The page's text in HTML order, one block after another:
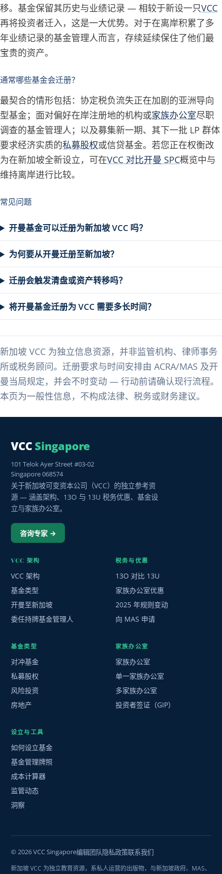
移。基金保留其历史与业绩记录 — 相较于新设一只VCC
再将投资者迁入，这是一大优势。对于在离岸积累了多
年业绩记录的基金管理人而言，存续延续保住了他们最
宝贵的资产。
通常哪些基金会迁册？
最契合的情形包括：协定税负流失正在加剧的亚洲导向
型基金；面对偏好在岸注册地的机构或家族办公室尽职
调查的基金管理人；以及募集新一期、其下一批 LP 群体
要求经济实质的私募股权或信贷基金。若您正在权衡改
为在新加坡全新设立，可在VCC 对比开曼 SPC概览中与
维持离岸进行比较。
常见问题
开曼基金可以迁册为新加坡 VCC 吗？
为何要从开曼迁册至新加坡？
迁册会触发清盘或资产转移吗？
将开曼基金迁册为 VCC 需要多长时间？
新加坡 VCC 为独立信息资源，并非监管机构、律师事务
所或税务顾问。迁册要求与时间安排由 ACRA/MAS 及开
曼当局规定，并会不时变动 — 行动前请确认现行流程。
本页为一般性信息，不构成法律、税务或财务建议。
VCC Singapore
101 Telok Ayer Street #03-02
Singapore 068574
关于新加坡可变资本公司（VCC）的独立参考资
源 — 涵盖架构、13O 与 13U 税务优惠、基金设
立与家族办公室。
咨询专家 →
VCC 架构
VCC 架构
基金类型
开曼至新加坡
委任持牌基金管理人
税务与优惠
13O 对比 13U
家族办公室优惠
2025 年规则变动
向 MAS 申请
基金类型
对冲基金
私募股权
风险投资
房地产
家族办公室
家族办公室
单一家族办公室
多家族办公室
投资者签证（GIP）
设立与工具
如何设立基金
基金管理牌照
成本计算器
监管动态
洞察
© 2026 VCC Singapore编辑团队隐私政策联系我们
新加坡 VCC 为独立教育资源，系私人运营的出版物，与新加坡政府、MAS、